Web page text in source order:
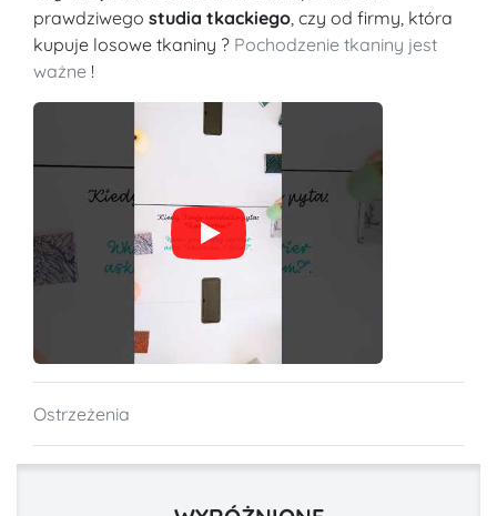
prawdziwego studia tkackiego , czy od firmy, która
kupuje losowe tkaniny ? Pochodzenie tkaniny jest
ważne !
Ostrzeżenia